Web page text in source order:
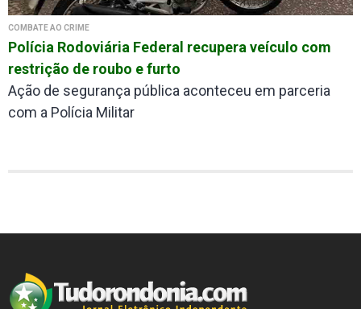
COMBATE AO CRIME
Polícia Rodoviária Federal recupera veículo com
restrição de roubo e furto
Ação de segurança pública aconteceu em parceria
com a Polícia Militar